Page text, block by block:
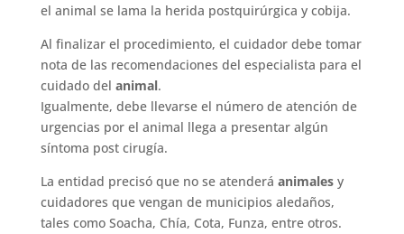
el animal se lama la herida postquirúrgica y cobija.
Al finalizar el procedimiento, el cuidador debe tomar
nota de las recomendaciones del especialista para el
cuidado del animal.
Igualmente, debe llevarse el número de atención de
urgencias por el animal llega a presentar algún
síntoma post cirugía.
La entidad precisó que no se atenderá animalesy
cuidadores que vengan de municipios aledaños,
tales como Soacha, Chía, Cota, Funza, entre otros.